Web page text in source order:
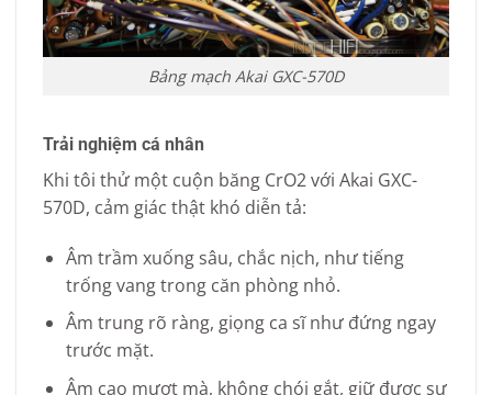
Bảng mạch Akai GXC-570D
Trải nghiệm cá nhân
Khi tôi thử một cuộn băng CrO2 với Akai GXC-
570D, cảm giác thật khó diễn tả:
Âm trầm xuống sâu, chắc nịch, như tiếng
trống vang trong căn phòng nhỏ.
Âm trung rõ ràng, giọng ca sĩ như đứng ngay
trước mặt.
Âm cao mượt mà, không chói gắt, giữ được sự